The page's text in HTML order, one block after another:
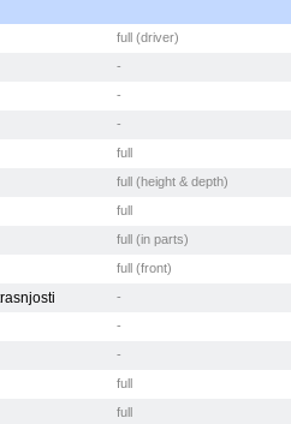
full (driver)
-
-
-
full
full (height & depth)
full
full (in parts)
full (front)
-
-
-
full
full